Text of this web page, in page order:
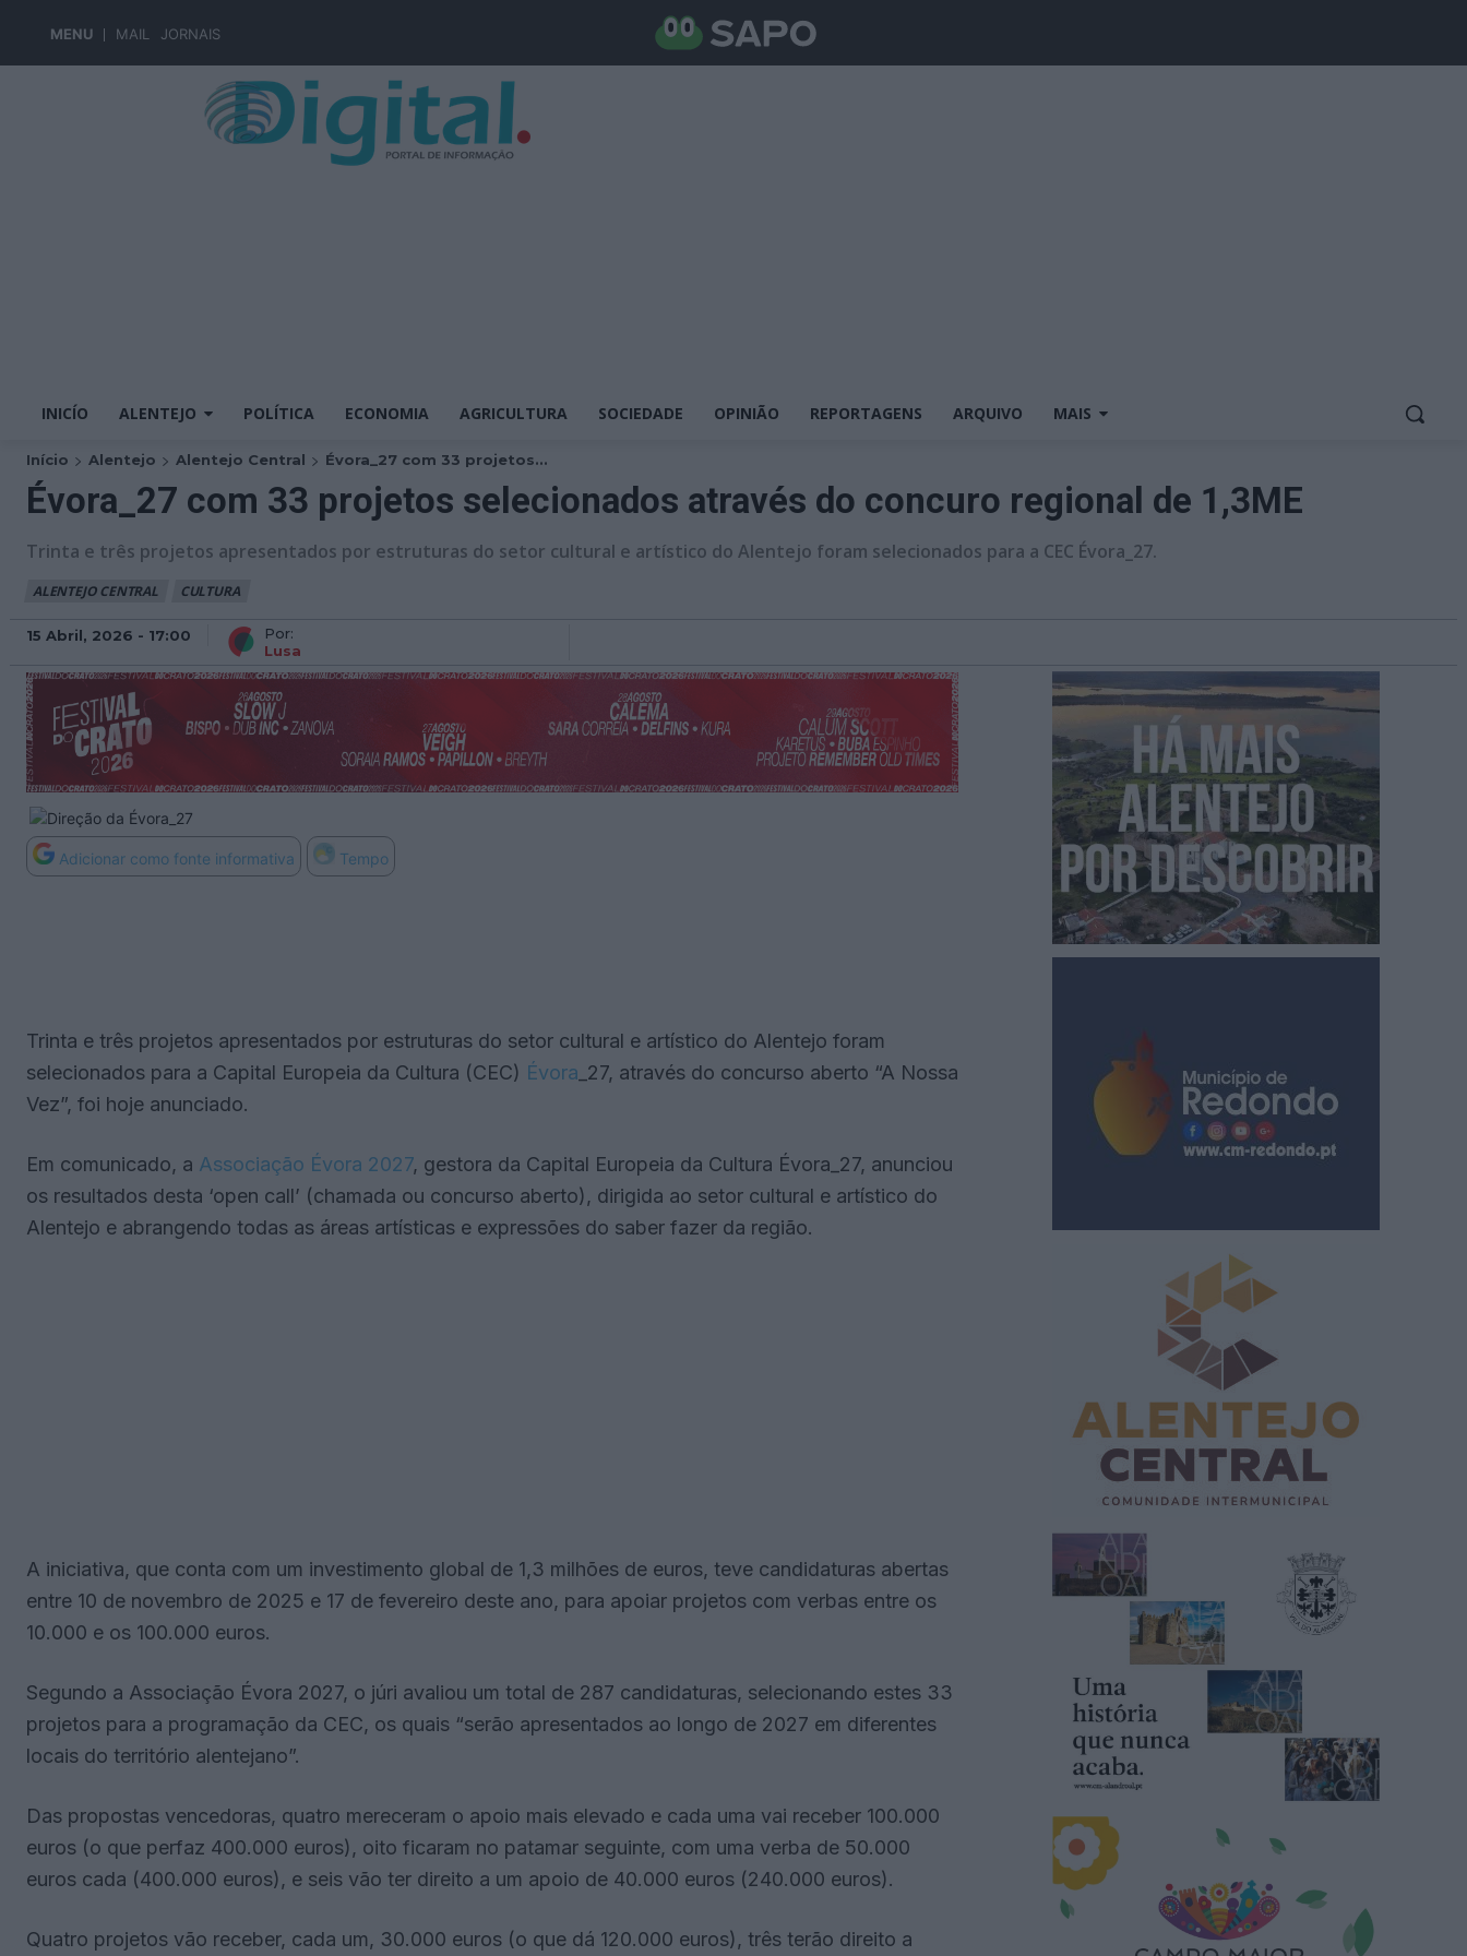
MENU MAIL JORNAIS
INICÍO ALENTEJO POLÍTICA ECONOMIA AGRICULTURA SOCIEDADE OPINIÃO REPORTAGENS ARQUIVO MAIS
Início Alentejo Alentejo Central Évora_27 com 33 projetos...
Évora_27 com 33 projetos selecionados através do concuro regional de 1,3ME
Trinta e três projetos apresentados por estruturas do setor cultural e artístico do Alentejo foram selecionados para a CEC Évora_27.
ALENTEJO CENTRAL CULTURA
15 Abril, 2026 - 17:00
Por:
Lusa
Adicionar como fonte informativa Tempo
Trinta e três projetos apresentados por estruturas do setor cultural e artístico do Alentejo foram
selecionados para a Capital Europeia da Cultura (CEC) Évora _27, através do concurso aberto “A Nossa
Vez”, foi hoje anunciado.
Em comunicado, a Associação Évora 2027, gestora da Capital Europeia da Cultura Évora_27, anunciou
os resultados desta ‘open call’ (chamada ou concurso aberto), dirigida ao setor cultural e artístico do
Alentejo e abrangendo todas as áreas artísticas e expressões do saber fazer da região.
A iniciativa, que conta com um investimento global de 1,3 milhões de euros, teve candidaturas abertas
entre 10 de novembro de 2025 e 17 de fevereiro deste ano, para apoiar projetos com verbas entre os
10.000 e os 100.000 euros.
Segundo a Associação Évora 2027, o júri avaliou um total de 287 candidaturas, selecionando estes 33
projetos para a programação da CEC, os quais “serão apresentados ao longo de 2027 em diferentes
locais do território alentejano”.
Das propostas vencedoras, quatro mereceram o apoio mais elevado e cada uma vai receber 100.000
euros (o que perfaz 400.000 euros), oito ficaram no patamar seguinte, com uma verba de 50.000
euros cada (400.000 euros), e seis vão ter direito a um apoio de 40.000 euros (240.000 euros).
Quatro projetos vão receber, cada um, 30.000 euros (o que dá 120.000 euros), três terão direito a